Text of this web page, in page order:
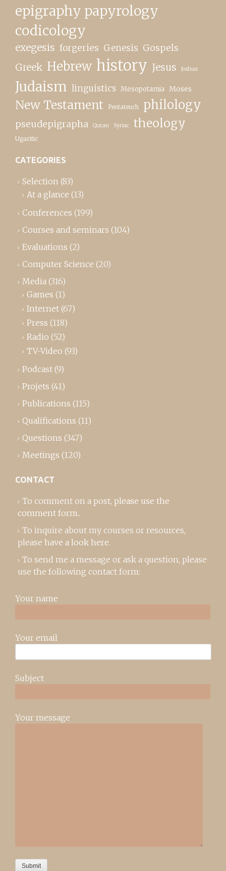
epigraphy papyrology
codicology
exegesis forgeries Genesis Gospels
Greek Hebrew history Jesus Joshua
Judaism linguistics Mesopotamia Moses
New Testament Pentateuch philology
pseudepigrapha Quran Syriac theology
Ugaritic
CATEGORIES
Selection (83)
At a glance (13)
Conferences (199)
Courses and seminars (104)
Evaluations (2)
Computer Science (20)
Media (316)
Games (1)
Internet (67)
Press (118)
Radio (52)
TV-Video (93)
Podcast (9)
Projets (41)
Publications (115)
Qualifications (11)
Questions (347)
Meetings (120)
CONTACT
To comment on a post, please use the
comment form..
To inquire about my courses or resources,
please have a look here.
To send me a message or ask a question, please
use the following contact form:
Your name
Your email
Subject
Your message